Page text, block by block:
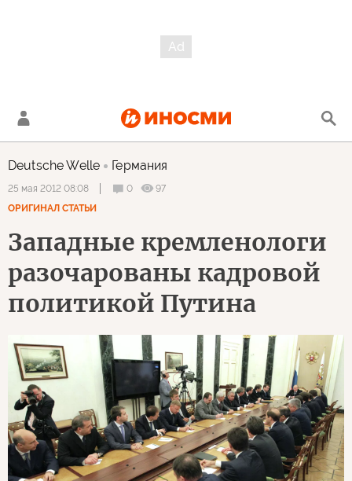
Deutsche Welle Германия
25 мая 2012 08:08 0
97
ОРИГИНАЛ СТАТЬИ
Западные кремленологи
разочарованы кадровой
политикой Путина